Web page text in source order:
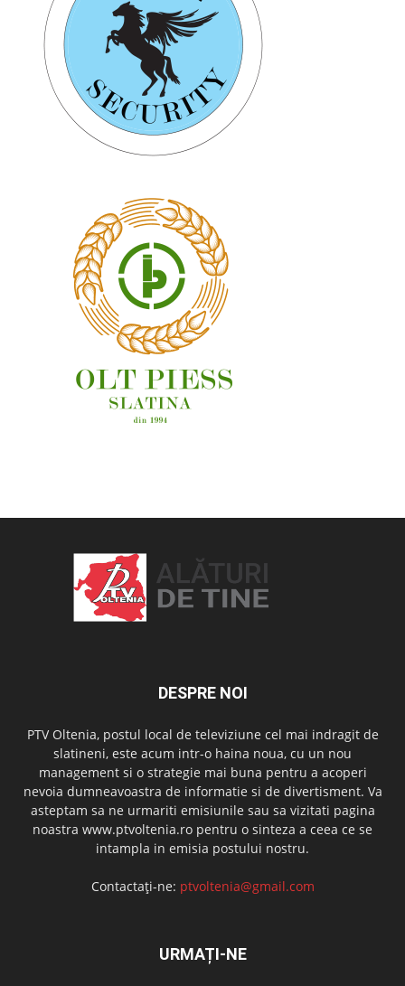
DESPRE NOI
PTV Oltenia, postul local de televiziune cel mai indragit de
slatineni, este acum intr-o haina noua, cu un nou
management si o strategie mai buna pentru a acoperi
nevoia dumneavoastra de informatie si de divertisment. Va
asteptam sa ne urmariti emisiunile sau sa vizitati pagina
noastra www.ptvoltenia.ro pentru o sinteza a ceea ce se
intampla in emisia postului nostru.
Contactați-ne: ptvoltenia@gmail.com
URMAȚI-NE